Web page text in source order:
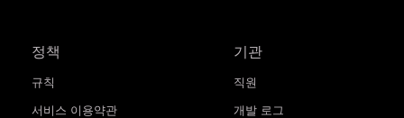
정책
규칙
서비스 이용약관
기관
직원
개발 로그